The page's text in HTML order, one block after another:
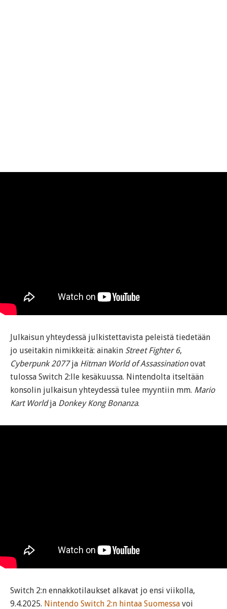
Julkaisun yhteydessä julkistettavista peleistä tiedetään
jo useitakin nimikkeitä: ainakin Street Fighter 6,
Cyberpunk 2077ja Hitman World of Assassinationovat
tulossa Switch 2:lle kesäkuussa. Nintendolta itseltään
konsolin julkaisun yhteydessä tulee myyntiin mm. Mario
Kart Worldja Donkey Kong Bonanza.
Switch 2:n ennakkotilaukset alkavat jo ensi viikolla,
9.4.2025. Nintendo Switch 2:n hintaa Suomessa voi